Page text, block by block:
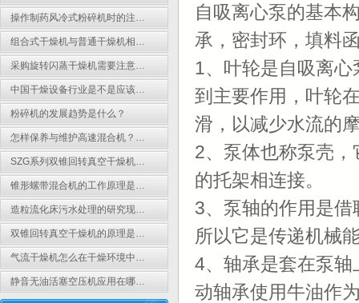
操作制药风冷式粉碎机时的注…
组合式干燥机与普通干燥机相…
采购旋转闪蒸干燥机需要注意…
中国干燥设备行业是不是应该…
粉碎机的发展趋势是什么？
怎样保养与维护高速混合机？…
SZG系列双锥回转真空干燥机…
锥形螺带混合机的工作原理是…
造粒流化床污水处理的研究现…
双锥回转真空干燥机的原理是…
气流干燥机怎么在干燥环境中…
静音无油活塞空压机应用在哪…
自吸离心泵的基本
承，密封环，填料
1、叶轮是自吸离
到主要作用，叶轮
滑，以减少水流的
2、泵体也称泵壳
的托架相连接。
3、泵轴的作用是
所以它是传递机械
4、轴承是套在泵
动轴承使用牛油作